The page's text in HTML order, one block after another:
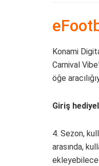
Konami
Carnival
öğe
Giriş
4. Sezon,
arasında,